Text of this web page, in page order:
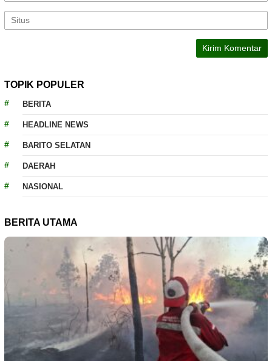
TOPIK POPULER
BERITA
HEADLINE NEWS
BARITO SELATAN
DAERAH
NASIONAL
BERITA UTAMA